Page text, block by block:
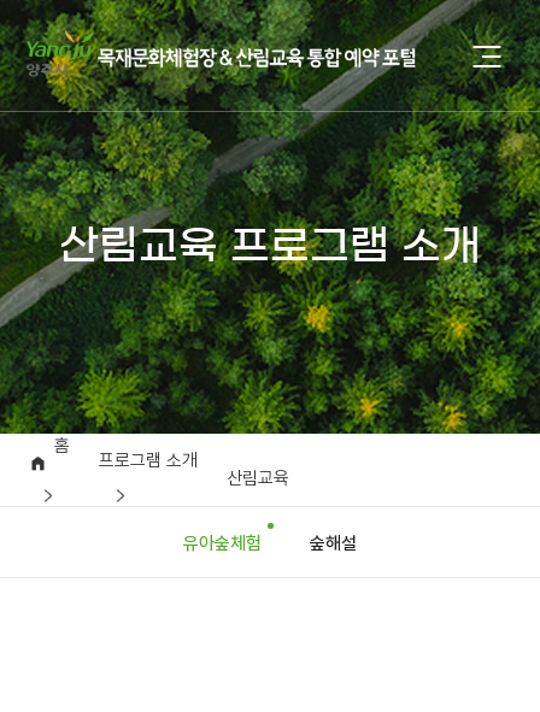
산림교육 프로그램 소개
홈
프로그램 소개
산림교육
유아숲체험 숲해설